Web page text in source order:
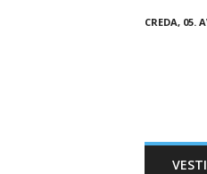
CREDA, 05.
VESTI